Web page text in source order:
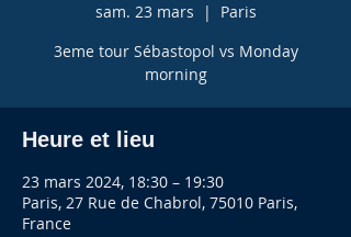
sam. 23 mars
  |
Paris
3eme tour Sébastopol vs Monday
morning
Heure et lieu
23 mars 2024, 18:30 – 19:30
Paris, 27 Rue de Chabrol, 75010 Paris,
France